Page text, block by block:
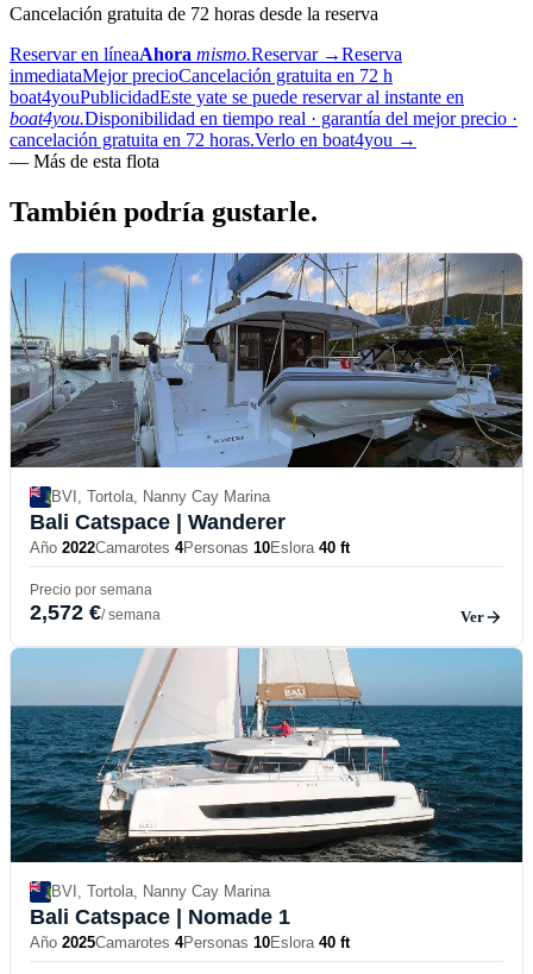
Cancelación gratuita de 72 horas desde la reserva
Reservar en líneaAhora mismo.Reservar →Reserva
inmediataMejor precioCancelación gratuita en 72 h
boat4youPublicidadEste yate se puede reservar al instante en
boat4you.Disponibilidad en tiempo real · garantía del mejor precio ·
cancelación gratuita en 72 horas.Verlo en boat4you →
— Más de esta flota
También podría gustarle.
BVI, Tortola, Nanny Cay Marina
Bali Catspace | Wanderer
Año 2022Camarotes 4Personas 10Eslora 40 ft
Precio por semana
2,572 €/ semana Ver
BVI, Tortola, Nanny Cay Marina
Bali Catspace | Nomade 1
Año 2025Camarotes 4Personas 10Eslora 40 ft